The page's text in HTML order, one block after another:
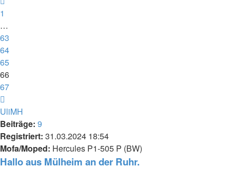
1
…
63
64
65
66
67
UliMH
Beiträge: 9
Registriert: 31.03.2024 18:54
Mofa/Moped: Hercules P1-505 P (BW)
Hallo aus Mülheim an der Ruhr.